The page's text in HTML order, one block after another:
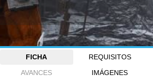
FICHA
REQUISITOS
AVANCES
IMÁGENES